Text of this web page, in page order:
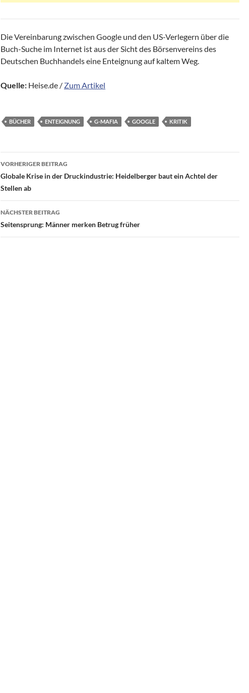
Die Vereinbarung zwischen Google und den US-Verlegern über die
Buch-Suche im Internet ist aus der Sicht des Börsenvereins des
Deutschen Buchhandels eine Enteignung auf kaltem Weg.
Quelle: Heise.de / Zum Artikel
BÜCHER ENTEIGNUNG G-MAFIA GOOGLE KRITIK
Beitragsnavigation
VORHERIGER BEITRAG
Globale Krise in der Druckindustrie: Heidelberger baut ein Achtel der
Stellen ab
NÄCHSTER BEITRAG
Seitensprung: Männer merken Betrug früher